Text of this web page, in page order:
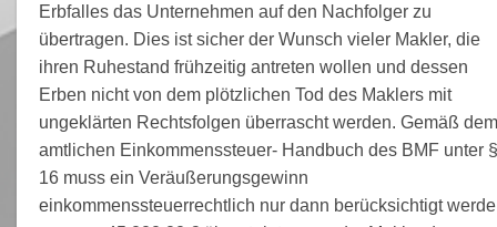
Erbfalles das Unternehmen auf den Nachfolger zu
übertragen. Dies ist sicher der Wunsch vieler Makler, die
ihren Ruhestand frühzeitig antreten wollen und dessen
Erben nicht von dem plötzlichen Tod des Maklers mit
ungeklärten Rechtsfolgen überrascht werden. Gemäß dem
amtlichen Einkommenssteuer- Handbuch des BMF unter §
16 muss ein Veräußerungsgewinn
einkommenssteuerrechtlich nur dann berücksichtigt